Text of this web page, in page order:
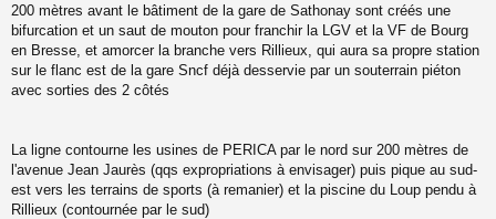
200 mètres avant le bâtiment de la gare de Sathonay sont créés une
bifurcation et un saut de mouton pour franchir la LGV et la VF de Bourg
en Bresse, et amorcer la branche vers Rillieux, qui aura sa propre station
sur le flanc est de la gare Sncf déjà desservie par un souterrain piéton
avec sorties des 2 côtés
La ligne contourne les usines de PERICA par le nord sur 200 mètres de
l'avenue Jean Jaurès (qqs expropriations à envisager) puis pique au sud-
est vers les terrains de sports (à remanier) et la piscine du Loup pendu à
Rillieux (contournée par le sud)